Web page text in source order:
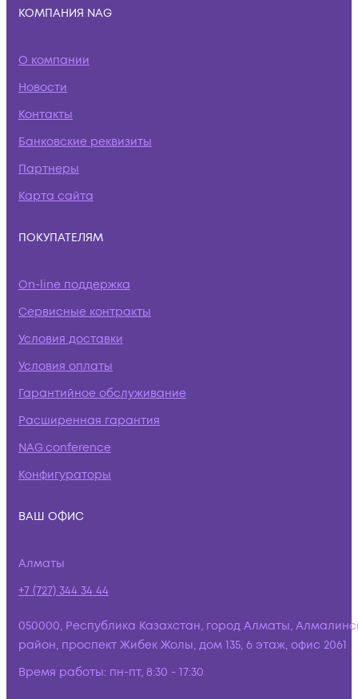
КОМПАНИЯ NAG
О компании
Новости
Контакты
Банковские реквизиты
Партнеры
Карта сайта
ПОКУПАТЕЛЯМ
On-line поддержка
Сервисные контракты
Условия доставки
Условия оплаты
Гарантийное обслуживание
Расширенная гарантия
NAG.conference
Конфигураторы
ВАШ ОФИС
Алматы
+7 (727) 344 34 44
050000, Республика Казахстан, город Алматы,
район, проспект Жибек Жолы, дом 135, 6 этаж, офис 2061
Время работы: пн-пт, 8:30 - 17:30